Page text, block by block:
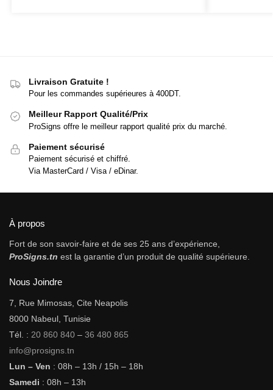
Livraison Gratuite !
Pour les commandes supérieures à 400DT.
Meilleur Rapport Qualité/Prix
ProSigns offre le meilleur rapport qualité prix du marché.
Paiement sécurisé
Paiement sécurisé et chiffré.
Via MasterCard / Visa / eDinar.
À propos
Fort de son savoir-faire et de ses 25 ans d’expérience,
ProSigns.tn est la garantie d’un produit de qualité supérieure.
Nous Joindre
7, Rue Mimosas, Cite Neapolis
8000 Nabeul, Tunisie
Tél. : 20 860 840 – 36 480 865
info@prosigns.tn
Lun – Ven : 08h – 13h / 15h – 18h
Samedi : 08h – 13h